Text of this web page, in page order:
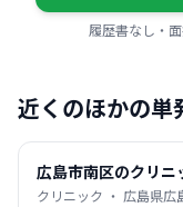
履歴書なし・
近くのほかの単
広島市南区のクリニ
クリニック ・ 広島県広